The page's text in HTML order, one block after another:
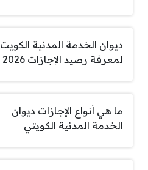
ديوان الخدمة المدنية الكويت
لمعرفة رصيد الإجازات 2026
ما هي أنواع الإجازات ديوان
الخدمة المدنية الكويتي